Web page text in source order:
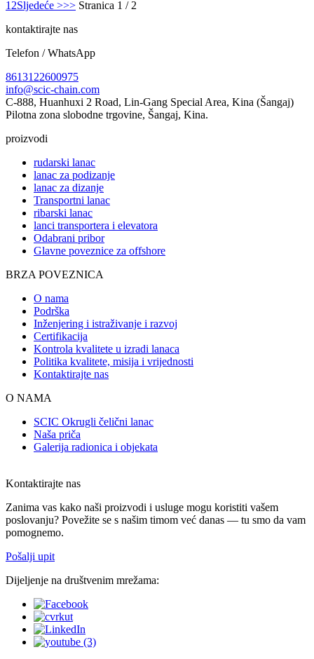
1 2Sljedeće >>> Stranica 1 / 2
kontaktirajte nas
Telefon / WhatsApp
8613122600975
info@scic-chain.com
C-888, Huanhuxi 2 Road, Lin-Gang Special Area, Kina (Šangaj)
Pilotna zona slobodne trgovine, Šangaj, Kina.
proizvodi
rudarski lanac
lanac za podizanje
lanac za dizanje
Transportni lanac
ribarski lanac
lanci transportera i elevatora
Odabrani pribor
Glavne poveznice za offshore
BRZA POVEZNICA
O nama
Podrška
Inženjering i istraživanje i razvoj
Certifikacija
Kontrola kvalitete u izradi lanaca
Politika kvalitete, misija i vrijednosti
Kontaktirajte nas
O NAMA
SCIC Okrugli čelični lanac
Naša priča
Galerija radionica i objekata
Kontaktirajte nas
Zanima vas kako naši proizvodi i usluge mogu koristiti vašem
poslovanju? Povežite se s našim timom već danas — tu smo da vam
pomognemo.
Pošalji upit
Dijeljenje na društvenim mrežama: